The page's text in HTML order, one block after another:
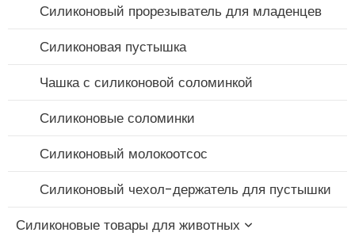
Силиконовый прорезыватель для младенцев
Силиконовая пустышка
Чашка с силиконовой соломинкой
Силиконовые соломинки
Силиконовый молокоотсос
Силиконовый чехол-держатель для пустышки
Силиконовые товары для животных